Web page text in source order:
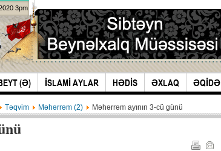
(Ə) İSLAMİ AYLAR HƏDİS ƏXLAQ ƏQİDƏ
3pm
Təqvim Məhərrəm (2) Məhərrəm ayının 3-cü günü